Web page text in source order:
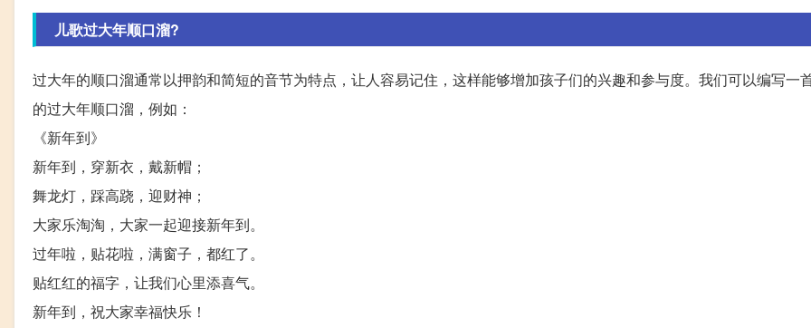
儿歌过大年顺口溜?
过大年的顺口溜通常以押韵和简短的音节为特点，让人容易记住，这样能够增加孩子们的兴趣和参与度。我们可以编写一
的过大年顺口溜，例如：
《新年到》
新年到，穿新衣，戴新帽；
舞龙灯，踩高跷，迎财神；
大家乐淘淘，大家一起迎接新年到。
过年啦，贴花啦，满窗子，都红了。
贴红红的福字，让我们心里添喜气。
新年到，祝大家幸福快乐！